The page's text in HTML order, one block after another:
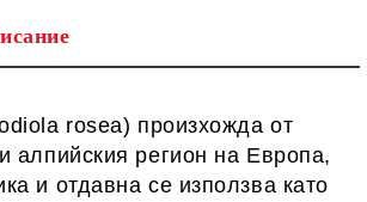
rosea) произхожда от
алпийския регион на Европа,
и отдавна се използва като